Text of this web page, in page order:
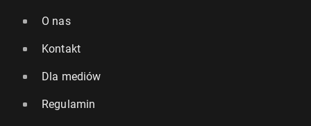
O nas
Kontakt
Dla mediów
Regulamin